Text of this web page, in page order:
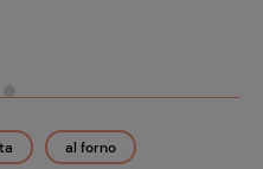
al forno